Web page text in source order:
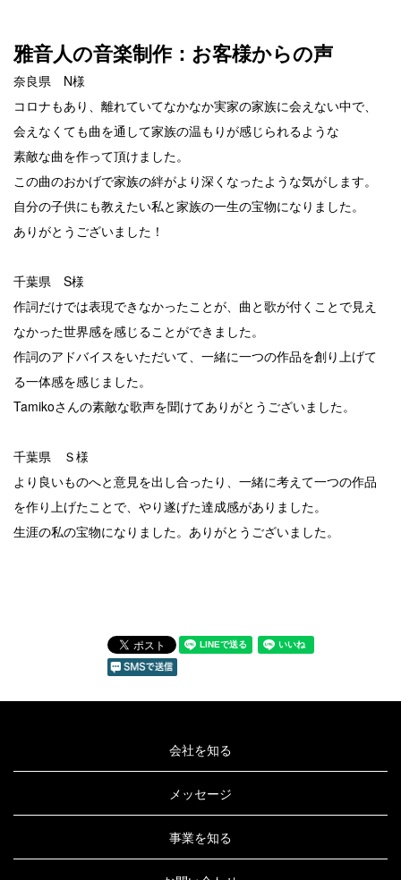
雅音人の音楽制作：お客様からの声
奈良県 N様
コロナもあり、離れていてなかなか実家の家族に会えない中で、
会えなくても曲を通して家族の温もりが感じられるような
素敵な曲を作って頂けました。
この曲のおかげで家族の絆がより深くなったような気がします。
自分の子供にも教えたい私と家族の一生の宝物になりました。
ありがとうございました！
千葉県 S様
作詞だけでは表現できなかったことが、曲と歌が付くことで見え
なかった世界感を感じることができました。
作詞のアドバイスをいただいて、一緒に一つの作品を創り上げて
る一体感を感じました。
Tamikoさんの素敵な歌声を聞けてありがとうございました。
千葉県 Ｓ様
より良いものへと意見を出し合ったり、一緒に考えて一つの作品
を作り上げたことで、やり遂げた達成感がありました。
生涯の私の宝物になりました。ありがとうございました。
会社を知る
メッセージ
事業を知る